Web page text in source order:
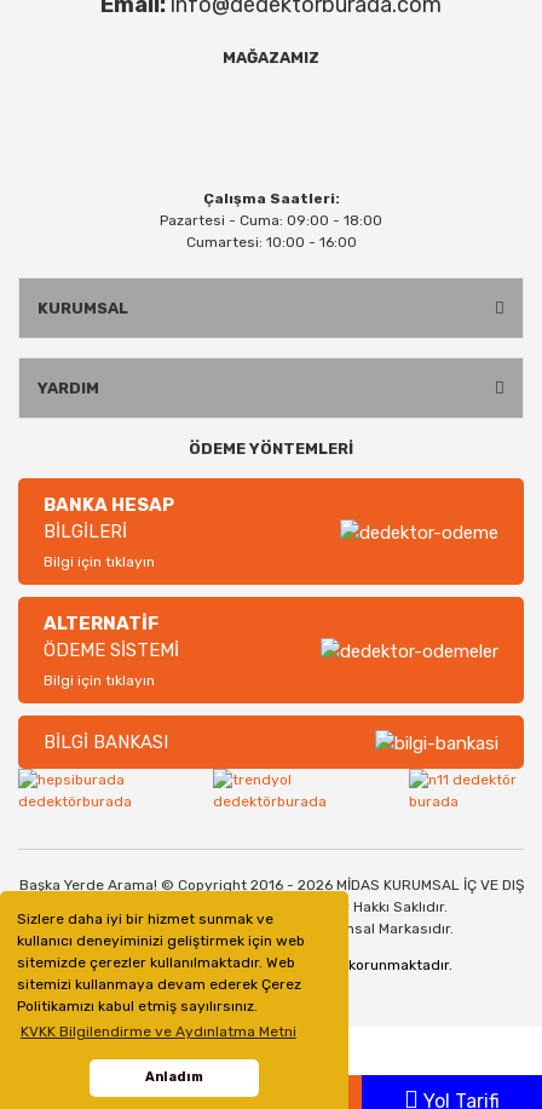
Sizlere daha iyi bir hizmet sunmak ve
kullanıcı deneyiminizi geliştirmek için web
sitemizde çerezler kullanılmaktadır. Web
sitemizi kullanmaya devam ederek Çerez
Politikamızı kabul etmiş sayılırsınız.
KVKK Bilgilendirme ve Aydınlatma Metni
Anladım
MAĞAZAMIZ
Çalışma Saatleri:
Pazartesi - Cuma: 09:00 - 18:00
Cumartesi: 10:00 - 16:00
KURUMSAL
YARDIM
ÖDEME YÖNTEMLERİ
BANKA HESAP
BİLGİLERİ
Bilgi için tıklayın
ALTERNATİF
ÖDEME SİSTEMİ
Bilgi için tıklayın
BİLGİ BANKASI
Başka Yerde Arama! © Copyright 2016 - 2026 MİDAS KURUMSAL İÇ VE DIŞ
TİCARET SANAYİ LİMİTED ŞİRKETİ. Her Hakkı Saklıdır.
Dedektorburada.com, bir Midas Kurumsal Markasıdır.
128bit SSL Güvenlik Sertifikası ile korunmaktadır.
Whatsapp Yol Tarifi